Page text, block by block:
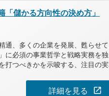
「儲かる方向性の決め方」
通、多くの企業を発展、甦らせ
に必須の事業哲学と戦略実務を
打つべきかを示唆する、注目の実
詳細を見る open_in_new